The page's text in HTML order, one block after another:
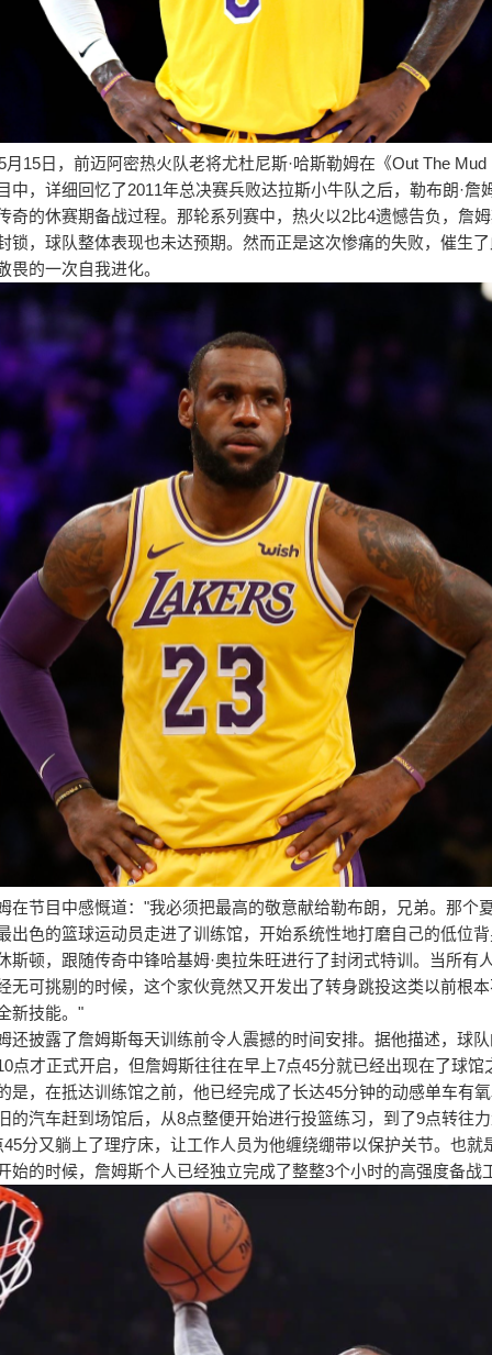
月15日，前迈阿密热火队老将尤杜尼斯·哈斯勒姆在《Out The
中，详细回忆了2011年总决赛兵败达拉斯小牛队之后，勒布朗·詹
奇的休赛期备战过程。那轮系列赛中，热火以2比4遗憾告负，詹
锁，球队整体表现也未达预期。然而正是这次惨痛的失败，催生
畏的一次自我进化。
在节目中感慨道："我必须把最高的敬意献给勒布朗，兄弟。那个
出色的篮球运动员走进了训练馆，开始系统性地打磨自己的低位
斯顿，跟随传奇中锋哈基姆·奥拉朱旺进行了封闭式特训。当所有
无可挑剔的时候，这个家伙竟然又开发出了转身跳投这类以前根
新技能。"
还披露了詹姆斯每天训练前令人震撼的时间安排。据他描述，球
点才正式开启，但詹姆斯往往在早上7点45分就已经出现在了球馆
是，在抵达训练馆之前，他已经完成了长达45分钟的动感单车有
的汽车赶到场馆后，从8点整便开始进行投篮练习，到了9点转往
45分又躺上了理疗床，让工作人员为他缠绕绷带以保护关节。也就
始的时候，詹姆斯个人已经独立完成了整整3个小时的高强度备战